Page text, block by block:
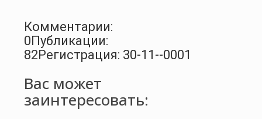
Комментарии:
0 Публикации:
82 Регистрация: 30-11--0001
Вас может
заинтересовать: